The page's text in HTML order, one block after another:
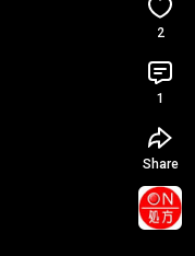
2
1
Share